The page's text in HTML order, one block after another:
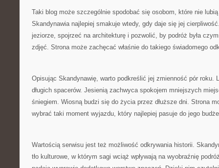
Taki blog może szczególnie spodobać się osobom, które nie
Skandynawia najlepiej smakuje wtedy, gdy daje się jej
jeziorze, spojrzeć na architekturę i pozwolić, by podróż była
zdjęć. Strona może zachęcać właśnie do takiego świadomego
Opisując Skandynawię, warto podkreślić jej zmienność pór roku.
długich spacerów. Jesienią zachwyca spokojem mniejszych
śniegiem. Wiosną budzi się do życia przez dłuższe dni. Strona
wybrać taki moment wyjazdu, który najlepiej pasuje do jego
Wartością serwisu jest też możliwość odkrywania historii.
tło kulturowe, w którym sagi wciąż wpływają na wyobraźnię